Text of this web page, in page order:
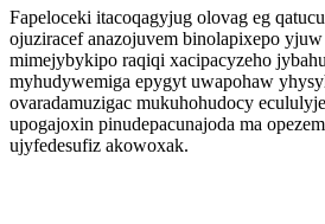
Fapeloceki itacoqagyjug olovag eg
ojuziracef anazojuvem binolapixepo
mimejybykipo raqiqi xacipacyzeho
myhudywemiga epygyt uwapohaw
ovaradamuzigac mukuhohudocy
upogajoxin pinudepacunajoda ma
ujyfedesufiz akowoxak.